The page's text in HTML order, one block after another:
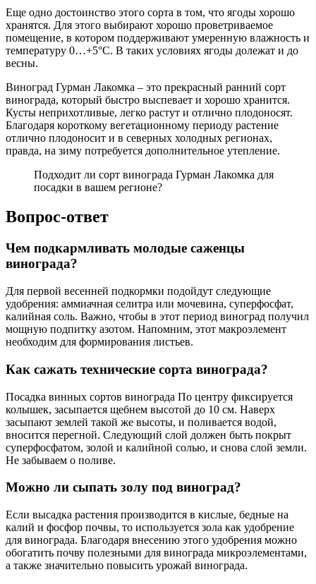
Еще одно достоинство этого сорта в том, что ягоды хорошо
хранятся. Для этого выбирают хорошо проветриваемое
помещение, в котором поддерживают умеренную влажность и
температуру 0…+5°С. В таких условиях ягоды долежат и до
весны.
Виноград Гурман Лакомка – это прекрасный ранний сорт
винограда, который быстро выспевает и хорошо хранится.
Кусты неприхотливые, легко растут и отлично плодоносят.
Благодаря короткому вегетационному периоду растение
отлично плодоносит и в северных холодных регионах,
правда, на зиму потребуется дополнительное утепление.
Подходит ли сорт винограда Гурман Лакомка для
посадки в вашем регионе?
Вопрос-ответ
Чем подкармливать молодые саженцы
винограда?
Для первой весенней подкормки подойдут следующие
удобрения: аммиачная селитра или мочевина, суперфосфат,
калийная соль. Важно, чтобы в этот период виноград получил
мощную подпитку азотом. Напомним, этот макроэлемент
необходим для формирования листьев.
Как сажать технические сорта винограда?
Посадка винных сортов винограда По центру фиксируется
колышек, засыпается щебнем высотой до 10 см. Наверх
засыпают землей такой же высоты, и поливается водой,
вносится перегной. Следующий слой должен быть покрыт
суперфосфатом, золой и калийной солью, и снова слой земли.
Не забываем о поливе.
Можно ли сыпать золу под виноград?
Если высадка растения производится в кислые, бедные на
калий и фосфор почвы, то используется зола как удобрение
для винограда. Благодаря внесению этого удобрения можно
обогатить почву полезными для винограда микроэлементами,
а также значительно повысить урожай винограда.